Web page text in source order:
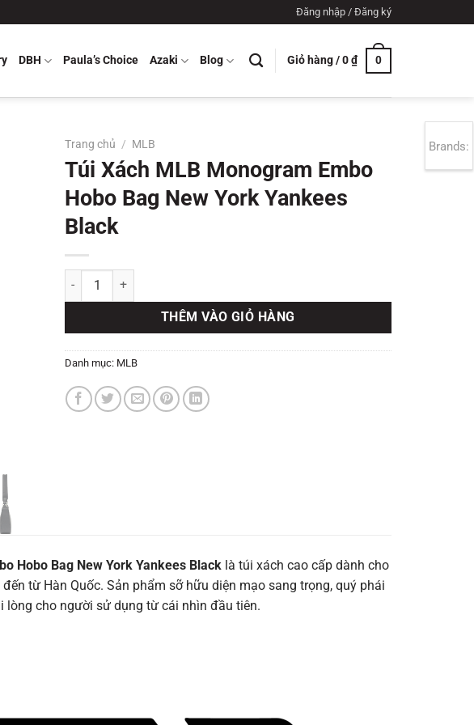
Đăng nhập / Đăng ký
DBH Paula’s Choice Azaki Blog Giỏ hàng /0₫ 0
Trang chủ / MLB
Túi Xách MLB Monogram Embo
Hobo Bag New York Yankees
Black
Túi Xách MLB Monogram Embo Hobo Bag New York Yankees Black số lượng
THÊM VÀO GIỎ HÀNG
Danh mục: MLB
Hobo Bag New York Yankees Black là túi xách cao cấp dành cho
từ Hàn Quốc. Sản phẩm sỡ hữu diện mạo sang trọng, quý phái
lòng cho người sử dụng từ cái nhìn đầu tiên.
Brands: